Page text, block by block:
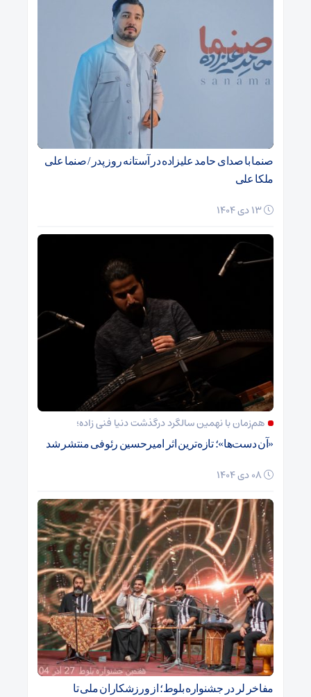
صنما با صدای حامد علیزاده در آستانه روز پدر / صنما علی
ملکا علی
هم‌زمان با نهمین سالگرد درگذشت دنیا فنی زاده؛
«آن دست‌ها»؛ تازه‌ترین اثر امیرحسین رئوفی منتشر شد
مفاخر لر در جشنواره بلوط؛ از ورزشکاران ملی تا